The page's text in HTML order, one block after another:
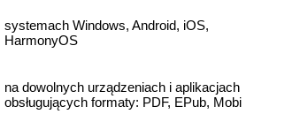
systemach Windows, Android, iOS,
HarmonyOS
na dowolnych urządzeniach i aplikacjach
obsługujących formaty: PDF, EPub, Mobi